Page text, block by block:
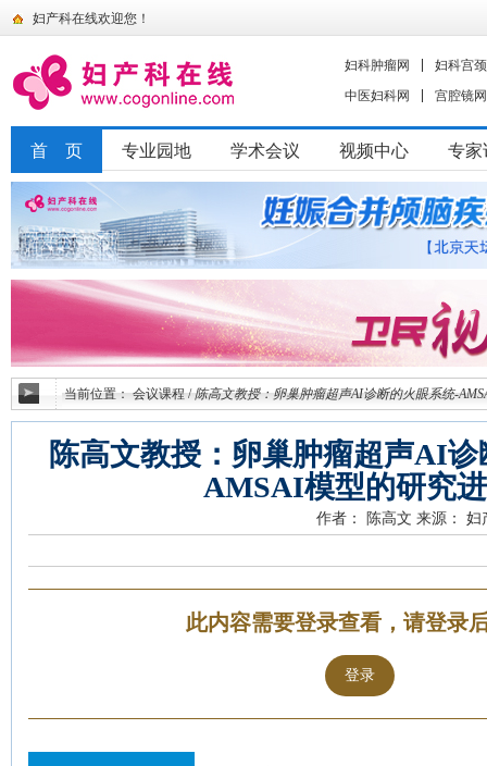
妇产科在线欢迎您！
妇科肿瘤网
妇科宫
中医妇科网
宫腔镜网
首 页 专业园地 学术会议 视频中心 专家
当前位置：会议课程 / 陈高文教授：卵巢肿瘤超声AI诊断的火眼系统-
陈高文教授：卵巢肿瘤超声AI
AMSAI模型的研究
作者： 陈高文 来源： 妇
此内容需要登录查看，请登录
登录